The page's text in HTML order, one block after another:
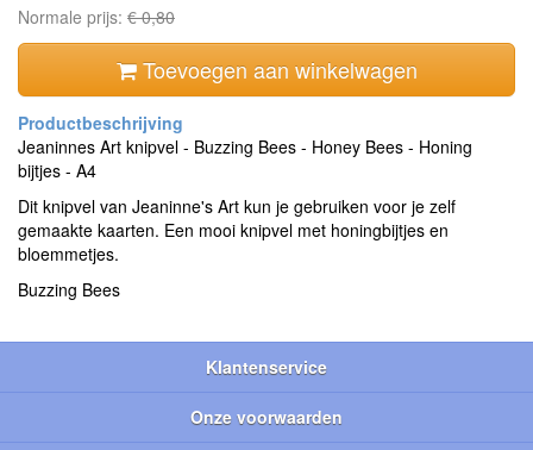
Normale prijs: € 0,80
Toevoegen aan winkelwagen
Jeaninnes Art knipvel - Buzzing Bees - Honey Bees - Honing
bijtjes - A4
Dit knipvel van Jeaninne's Art kun je gebruiken voor je zelf
gemaakte kaarten. Een mooi knipvel met honingbijtjes en
bloemmetjes.
Buzzing Bees
Klantenservice
Onze voorwaarden